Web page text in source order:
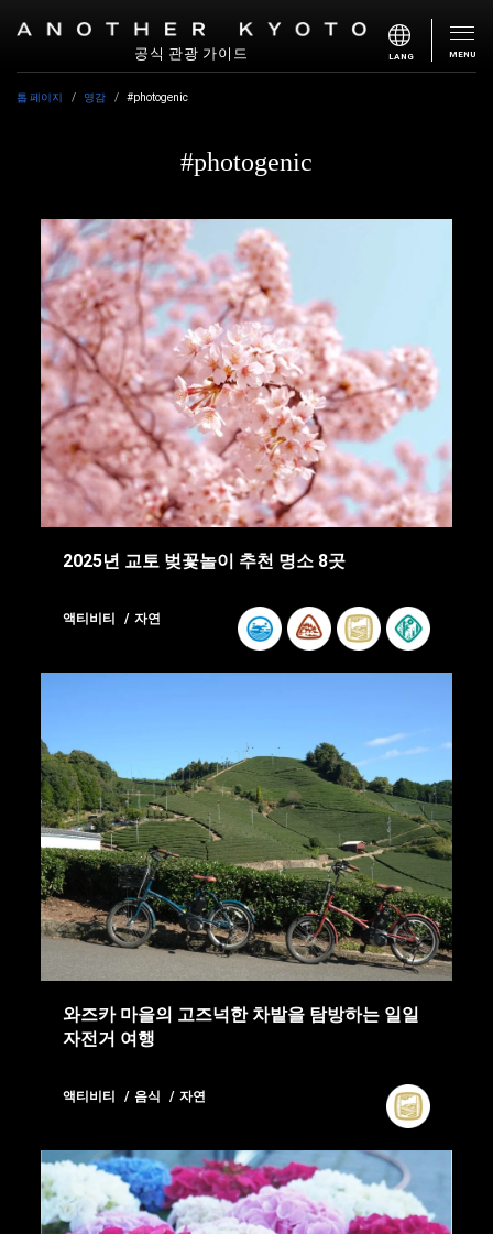
공식 관광 가이드 LANG MENU
톱 페이지 영감 #photogenic
#photogenic
2025년 교토 벚꽃놀이 추천 명소 8곳
액티비티 자연
와즈카 마을의 고즈넉한 차밭을 탐방하는 일일
자전거 여행
액티비티 음식 자연